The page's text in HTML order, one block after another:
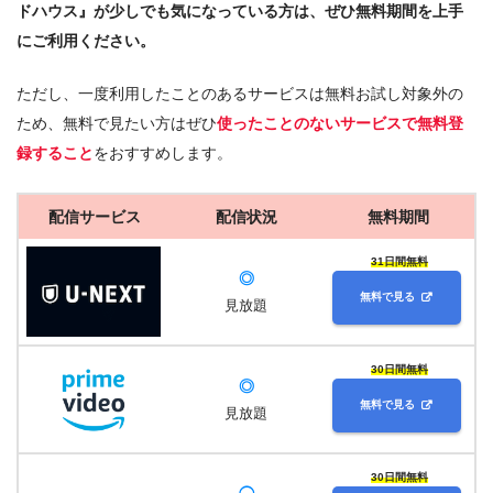
ドハウス』が少しでも気になっている方は、ぜひ無料期間を上手
にご利用ください。
ただし、一度利用したことのあるサービスは無料お試し対象外の
ため、無料で見たい方はぜひ使ったことのないサービスで無料登
録することをおすすめします。
配信サービス 配信状況 無料期間
◎
見放題
31日間無料
無料で見る
◎
見放題
30日間無料
無料で見る
30日間無料